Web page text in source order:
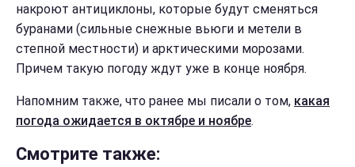
накроют антициклоны, которые будут сменяться
буранами (сильные снежные вьюги и метели в
степной местности) и арктическими морозами.
Причем такую погоду ждут уже в конце ноября.
Напомним также, что ранее мы писали о том, какая
погода ожидается в октябре и ноябре.
Смотрите также: